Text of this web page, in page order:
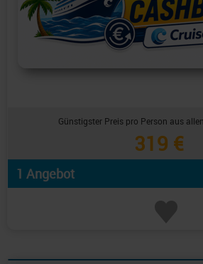
Günstigster Preis pro Person aus
319 €
1 Angebot